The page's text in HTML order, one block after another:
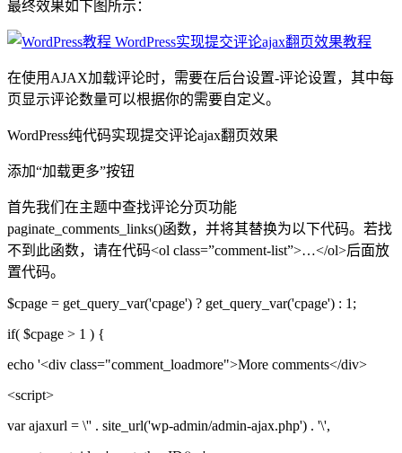
最终效果如下图所示：
在使用AJAX加载评论时，需要在后台设置-评论设置，其中每
页显示评论数量可以根据你的需要自定义。
WordPress纯代码实现提交评论ajax翻页效果
添加“加载更多”按钮
首先我们在主题中查找评论分页功能
paginate_comments_links()函数，并将其替换为以下代码。若找
不到此函数，请在代码<ol class=”comment-list”>…</ol>后面放
置代码。
$cpage = get_query_var('cpage') ? get_query_var('cpage') : 1;
if( $cpage > 1 ) {
echo '<div class="comment_loadmore">More comments</div>
<script>
var ajaxurl = \'' . site_url('wp-admin/admin-ajax.php') . '\',